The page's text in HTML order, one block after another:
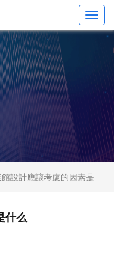
設計應該考慮的因素是什么
什么